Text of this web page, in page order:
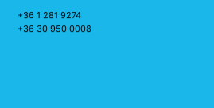
+36 1 281 9274
+36 30 950 0008